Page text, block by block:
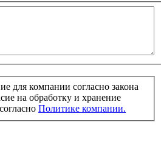
для компании согласно закона
на обработку и хранение
Политике компании.